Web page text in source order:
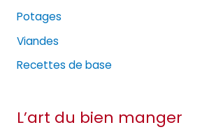
Potages
Viandes
Recettes de base
L’art du bien manger